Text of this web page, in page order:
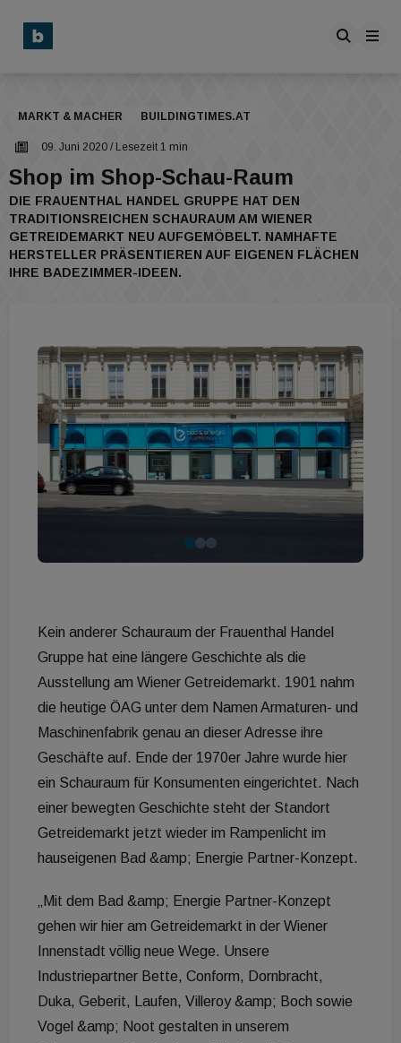
MARKT & MACHER BUILDINGTIMES.AT
09. Juni 2020 / Lesezeit 1 min
Shop im Shop-Schau-Raum
DIE FRAUENTHAL HANDEL GRUPPE HAT DEN
TRADITIONSREICHEN SCHAURAUM AM WIENER
GETREIDEMARKT NEU AUFGEMÖBELT. NAMHAFTE
HERSTELLER PRÄSENTIEREN AUF EIGENEN FLÄCHEN
IHRE BADEZIMMER-IDEEN.
Kein anderer Schauraum der Frauenthal Handel
Gruppe hat eine längere Geschichte als die
Ausstellung am Wiener Getreidemarkt. 1901 nahm
die heutige ÖAG unter dem Namen Armaturen- und
Maschinenfabrik genau an dieser Adresse ihre
Geschäfte auf. Ende der 1970er Jahre wurde hier
ein Schauraum für Konsumenten eingerichtet. Nach
einer bewegten Geschichte steht der Standort
Getreidemarkt jetzt wieder im Rampenlicht im
hauseigenen Bad &amp; Energie Partner-Konzept.
„Mit dem Bad &amp; Energie Partner-Konzept
gehen wir hier am Getreidemarkt in der Wiener
Innenstadt völlig neue Wege. Unsere
Industriepartner Bette, Conform, Dornbracht,
Duka, Geberit, Laufen, Villeroy &amp; Boch sowie
Vogel &amp; Noot gestalten in unserem